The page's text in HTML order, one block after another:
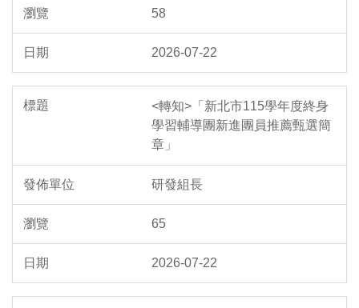
58
2026-07-22
<轉知>「新北市115學年度終身
學習輔導團新進團員推薦甄選簡
章」
研發組長
65
2026-07-22